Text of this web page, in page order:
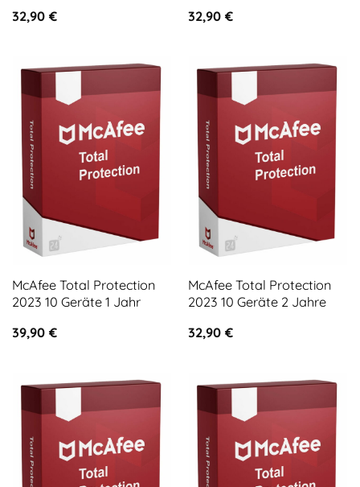
32,90 €
32,90 €
McAfee Total Protection
2023 10 Geräte 1 Jahr
39,90 €
McAfee Total Protection
2023 10 Geräte 2 Jahre
32,90 €